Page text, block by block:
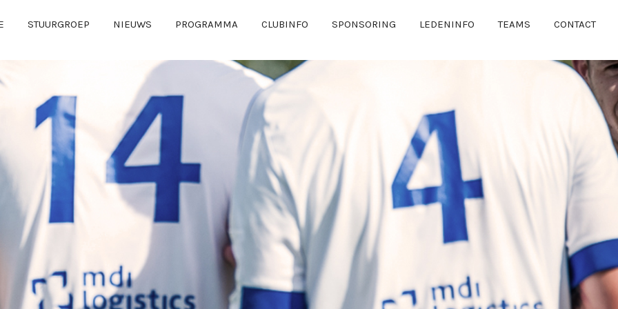
STUURGROEP NIEUWS PROGRAMMA CLUBINFO SPONSORING LEDENINFO TEAMS CONTACT